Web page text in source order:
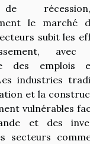
le marché
subit les
avec
des emplois
industries
et la
vulnérables
et des
secteurs